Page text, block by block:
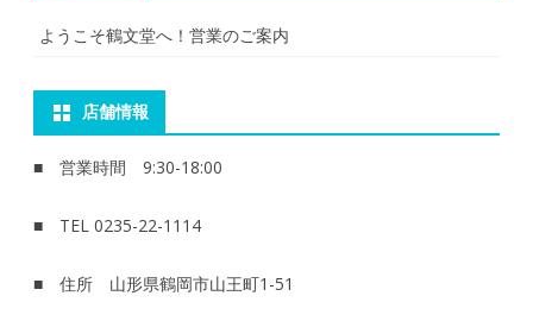
ようこそ鶴文堂へ！営業のご案内
店舗情報
■ 営業時間 9:30-18:00
■ TEL 0235-22-1114
■ 住所 山形県鶴岡市山王町1-51